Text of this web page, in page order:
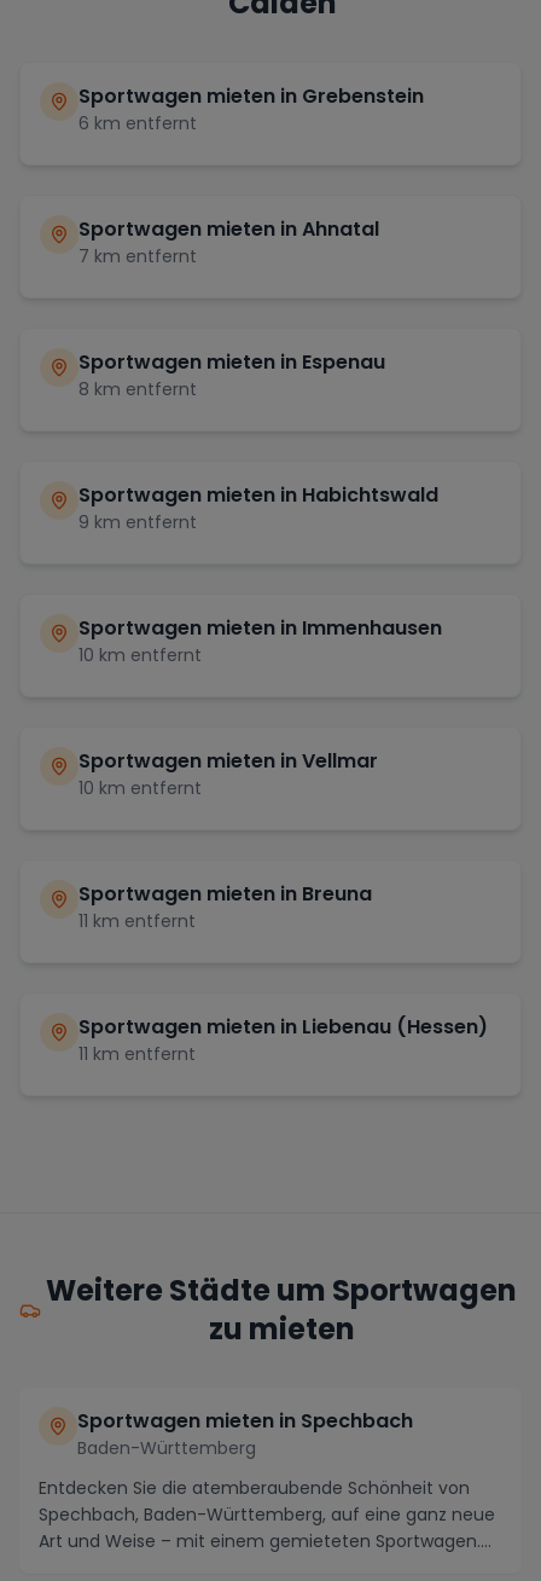
Sportwagen mieten in Grebenstein
6 km entfernt
Sportwagen mieten inAhnatal
7 km entfernt
Sportwagen mieten in Espenau
8 km entfernt
Sportwagen mieten in Habichtswald
9 km entfernt
Sportwagen mieten in Immenhausen
10 km entfernt
Sportwagen mieten inVellmar
10 km entfernt
Sportwagen mieten in Breuna
11 km entfernt
Sportwagen mieten in Liebenau (Hessen)
11 km entfernt
Weitere Städte um Sportwagen
zu mieten
Sportwagen mieten in Spechbach
Baden-Württemberg
Entdecken Sie die atemberaubende Schönheit von
Spechbach, Baden-Württemberg, auf eine ganz neue
Art und Weise – mit einem gemieteten Sportwagen.